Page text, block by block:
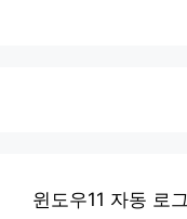
윈도우11 자동 로